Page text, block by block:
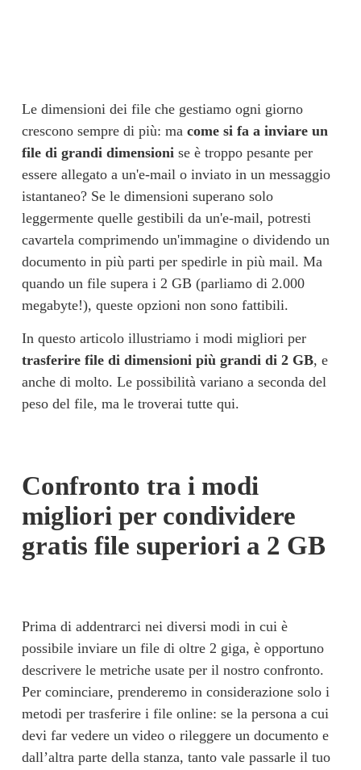
Le dimensioni dei file che gestiamo ogni giorno
crescono sempre di più: ma come si fa a inviare un
file di grandi dimensioni se è troppo pesante per
essere allegato a un'e-mail o inviato in un messaggio
istantaneo? Se le dimensioni superano solo
leggermente quelle gestibili da un'e-mail, potresti
cavartela comprimendo un'immagine o dividendo un
documento in più parti per spedirle in più mail. Ma
quando un file supera i 2 GB (parliamo di 2.000
megabyte!), queste opzioni non sono fattibili.
In questo articolo illustriamo i modi migliori per
trasferire file di dimensioni più grandi di 2 GB, e
anche di molto. Le possibilità variano a seconda del
peso del file, ma le troverai tutte qui.
Confronto tra i modi
migliori per condividere
gratis file superiori a 2 GB
Prima di addentrarci nei diversi modi in cui è
possibile inviare un file di oltre 2 giga, è opportuno
descrivere le metriche usate per il nostro confronto.
Per cominciare, prenderemo in considerazione solo i
metodi per trasferire i file online: se la persona a cui
devi far vedere un video o rileggere un documento e
dall’altra parte della stanza, tanto vale passarle il tuo